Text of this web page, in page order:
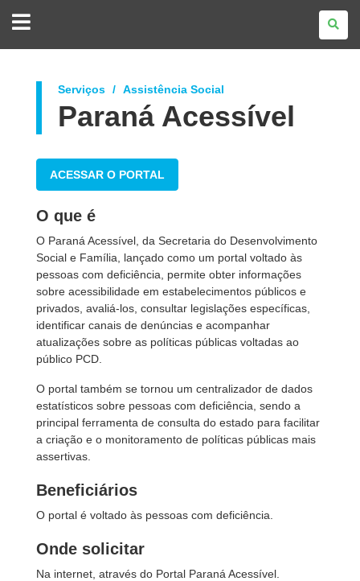
DO
Serviços Assistência Social
Paraná Acessível
ACESSAR O PORTAL
O que é
O Paraná Acessível, da Secretaria do Desenvolvimento
Social e Família, lançado como um portal voltado às
pessoas com deficiência, permite obter informações
sobre acessibilidade em estabelecimentos públicos e
privados, avaliá-los, consultar legislações específicas,
identificar canais de denúncias e acompanhar
atualizações sobre as políticas públicas voltadas ao
público PCD.
O portal também se tornou um centralizador de dados
estatísticos sobre pessoas com deficiência, sendo a
principal ferramenta de consulta do estado para facilitar
a criação e o monitoramento de políticas públicas mais
assertivas.
Beneficiários
O portal é voltado às pessoas com deficiência.
Onde solicitar
Na internet, através do Portal Paraná Acessível.